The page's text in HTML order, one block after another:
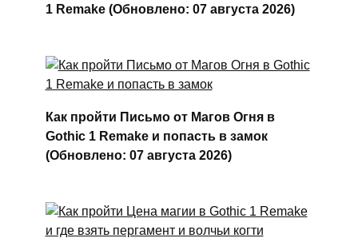
1 Remake (Обновлено: 07 августа 2026)
Как пройти Письмо от Магов Огня в
Gothic 1 Remake и попасть в замок
(Обновлено: 07 августа 2026)